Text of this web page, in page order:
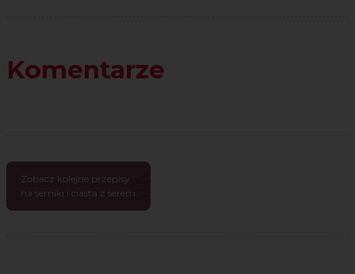
Komentarze
Zobacz kolejne przepisy
na serniki i ciasta z serem